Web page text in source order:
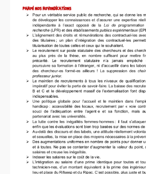
Contacts à l’IFSTTAR
Instances
Lettres au personnel
Précaires à Eiffel
INED
Sud-Ined en action
Sud-Ined s’engage
EXPRESSIONS DES SECTIONS
Auvergne
Bordeaux
CNRS DR15
Instances Régionales de
la Délégation Aquitaine
CRDPS« Action Sociale »
(ex-CORAS)
CRDPS« Formation
Permanente » (ex-
F4SCT(ex-CRHSCT)DR
15